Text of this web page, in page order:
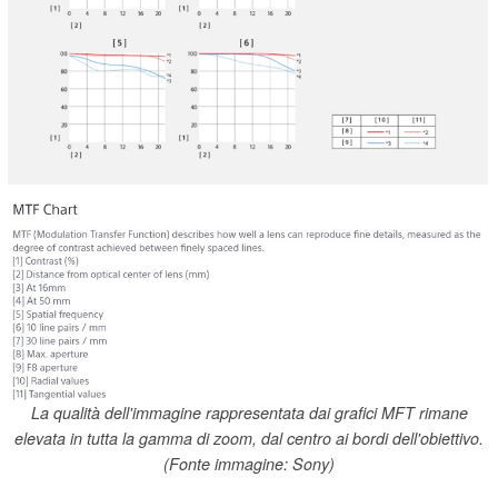
La qualità dell'immagine rappresentata dai grafici MFT rimane
elevata in tutta la gamma di zoom, dal centro ai bordi dell'obiettivo.
(Fonte immagine: Sony)